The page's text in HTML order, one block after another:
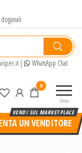
| WhatsApp Chat
Menu
0
UN VENDITORE